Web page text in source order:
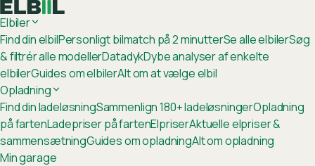
Elbiler
Find din elbilPersonligt bilmatch på 2 minutterSe alle elbilerSøg
& filtrér alle modellerDatadykDybe analyser af enkelte
elbilerGuides om elbilerAlt om at vælge elbil
Opladning
Find din ladeløsningSammenlign 180+ ladeløsningerOpladning
på fartenLadepriser på fartenElpriserAktuelle elpriser &
sammensætningGuides om opladningAlt om opladning
Min garage